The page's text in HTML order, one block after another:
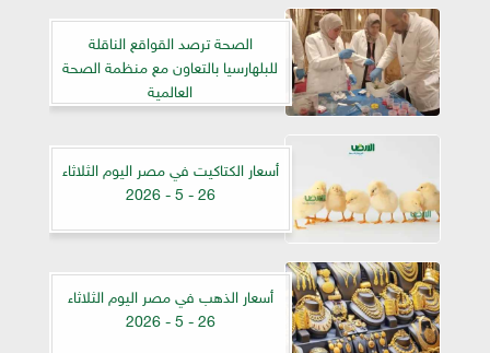
الصحة ترصد القواقع الناقلة
للبلهارسيا بالتعاون مع منظمة الصحة
العالمية
أسعار الكتاكيت في مصر اليوم الثلاثاء
26 - 5 - 2026
أسعار الذهب في مصر اليوم الثلاثاء
26 - 5 - 2026